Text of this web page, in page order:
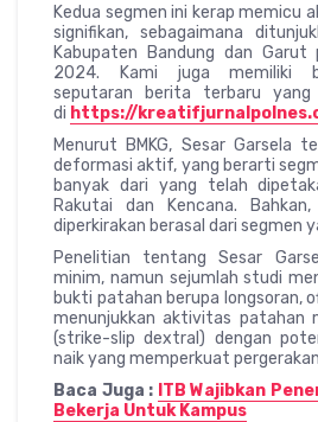
Kedua segmen ini kerap memicu
signifikan, sebagaimana
Kabupaten Bandung dan
2024. Kami juga memiliki
seputaran berita terbaru yang
di https://
Menurut BMKG, Sesar Garsela
deformasi aktif, yang berarti
banyak dari yang telah
Rakutai dan Kencana.
diperkirakan berasal dari segmen
Penelitian tentang Sesar
minim, namun sejumlah studi
bukti patahan berupa longsoran,
menunjukkan aktivitas patahan
(strike-slip dextral) dengan
naik yang memperkuat
Baca Juga : ITB Wajibkan
Bekerja Untuk Kampus